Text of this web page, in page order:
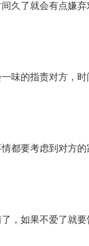
久了就会有点嫌
味的指责对方，
都要考虑到对方
，如果不爱了就